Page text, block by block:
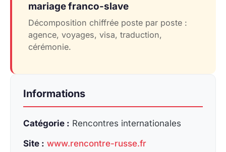
mariage franco-slave
Décomposition chiffrée poste par poste :
agence, voyages, visa, traduction,
cérémonie.
Informations
Catégorie : Rencontres internationales
Site : www.rencontre-russe.fr